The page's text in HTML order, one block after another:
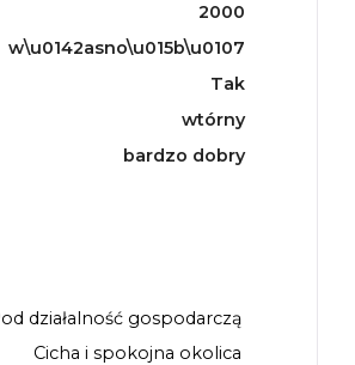
2000
w\u0142asno\u015b\u0107
Tak
wtórny
bardzo dobry
działalność gospodarczą
Cicha i spokojna okolica